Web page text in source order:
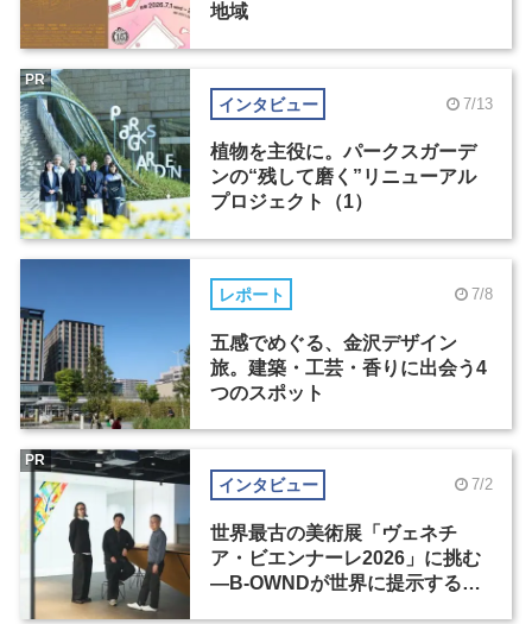
地域
インタビュー 7/13
植物を主役に。パークスガーデ
ンの“残して磨く”リニューアル
プロジェクト（1）
PR
レポート 7/8
五感でめぐる、金沢デザイン
旅。建築・工芸・香りに出会う4
つのスポット
インタビュー 7/2
世界最古の美術展「ヴェネチ
ア・ビエンナーレ2026」に挑む
―B-OWNDが世界に提示する美
PR